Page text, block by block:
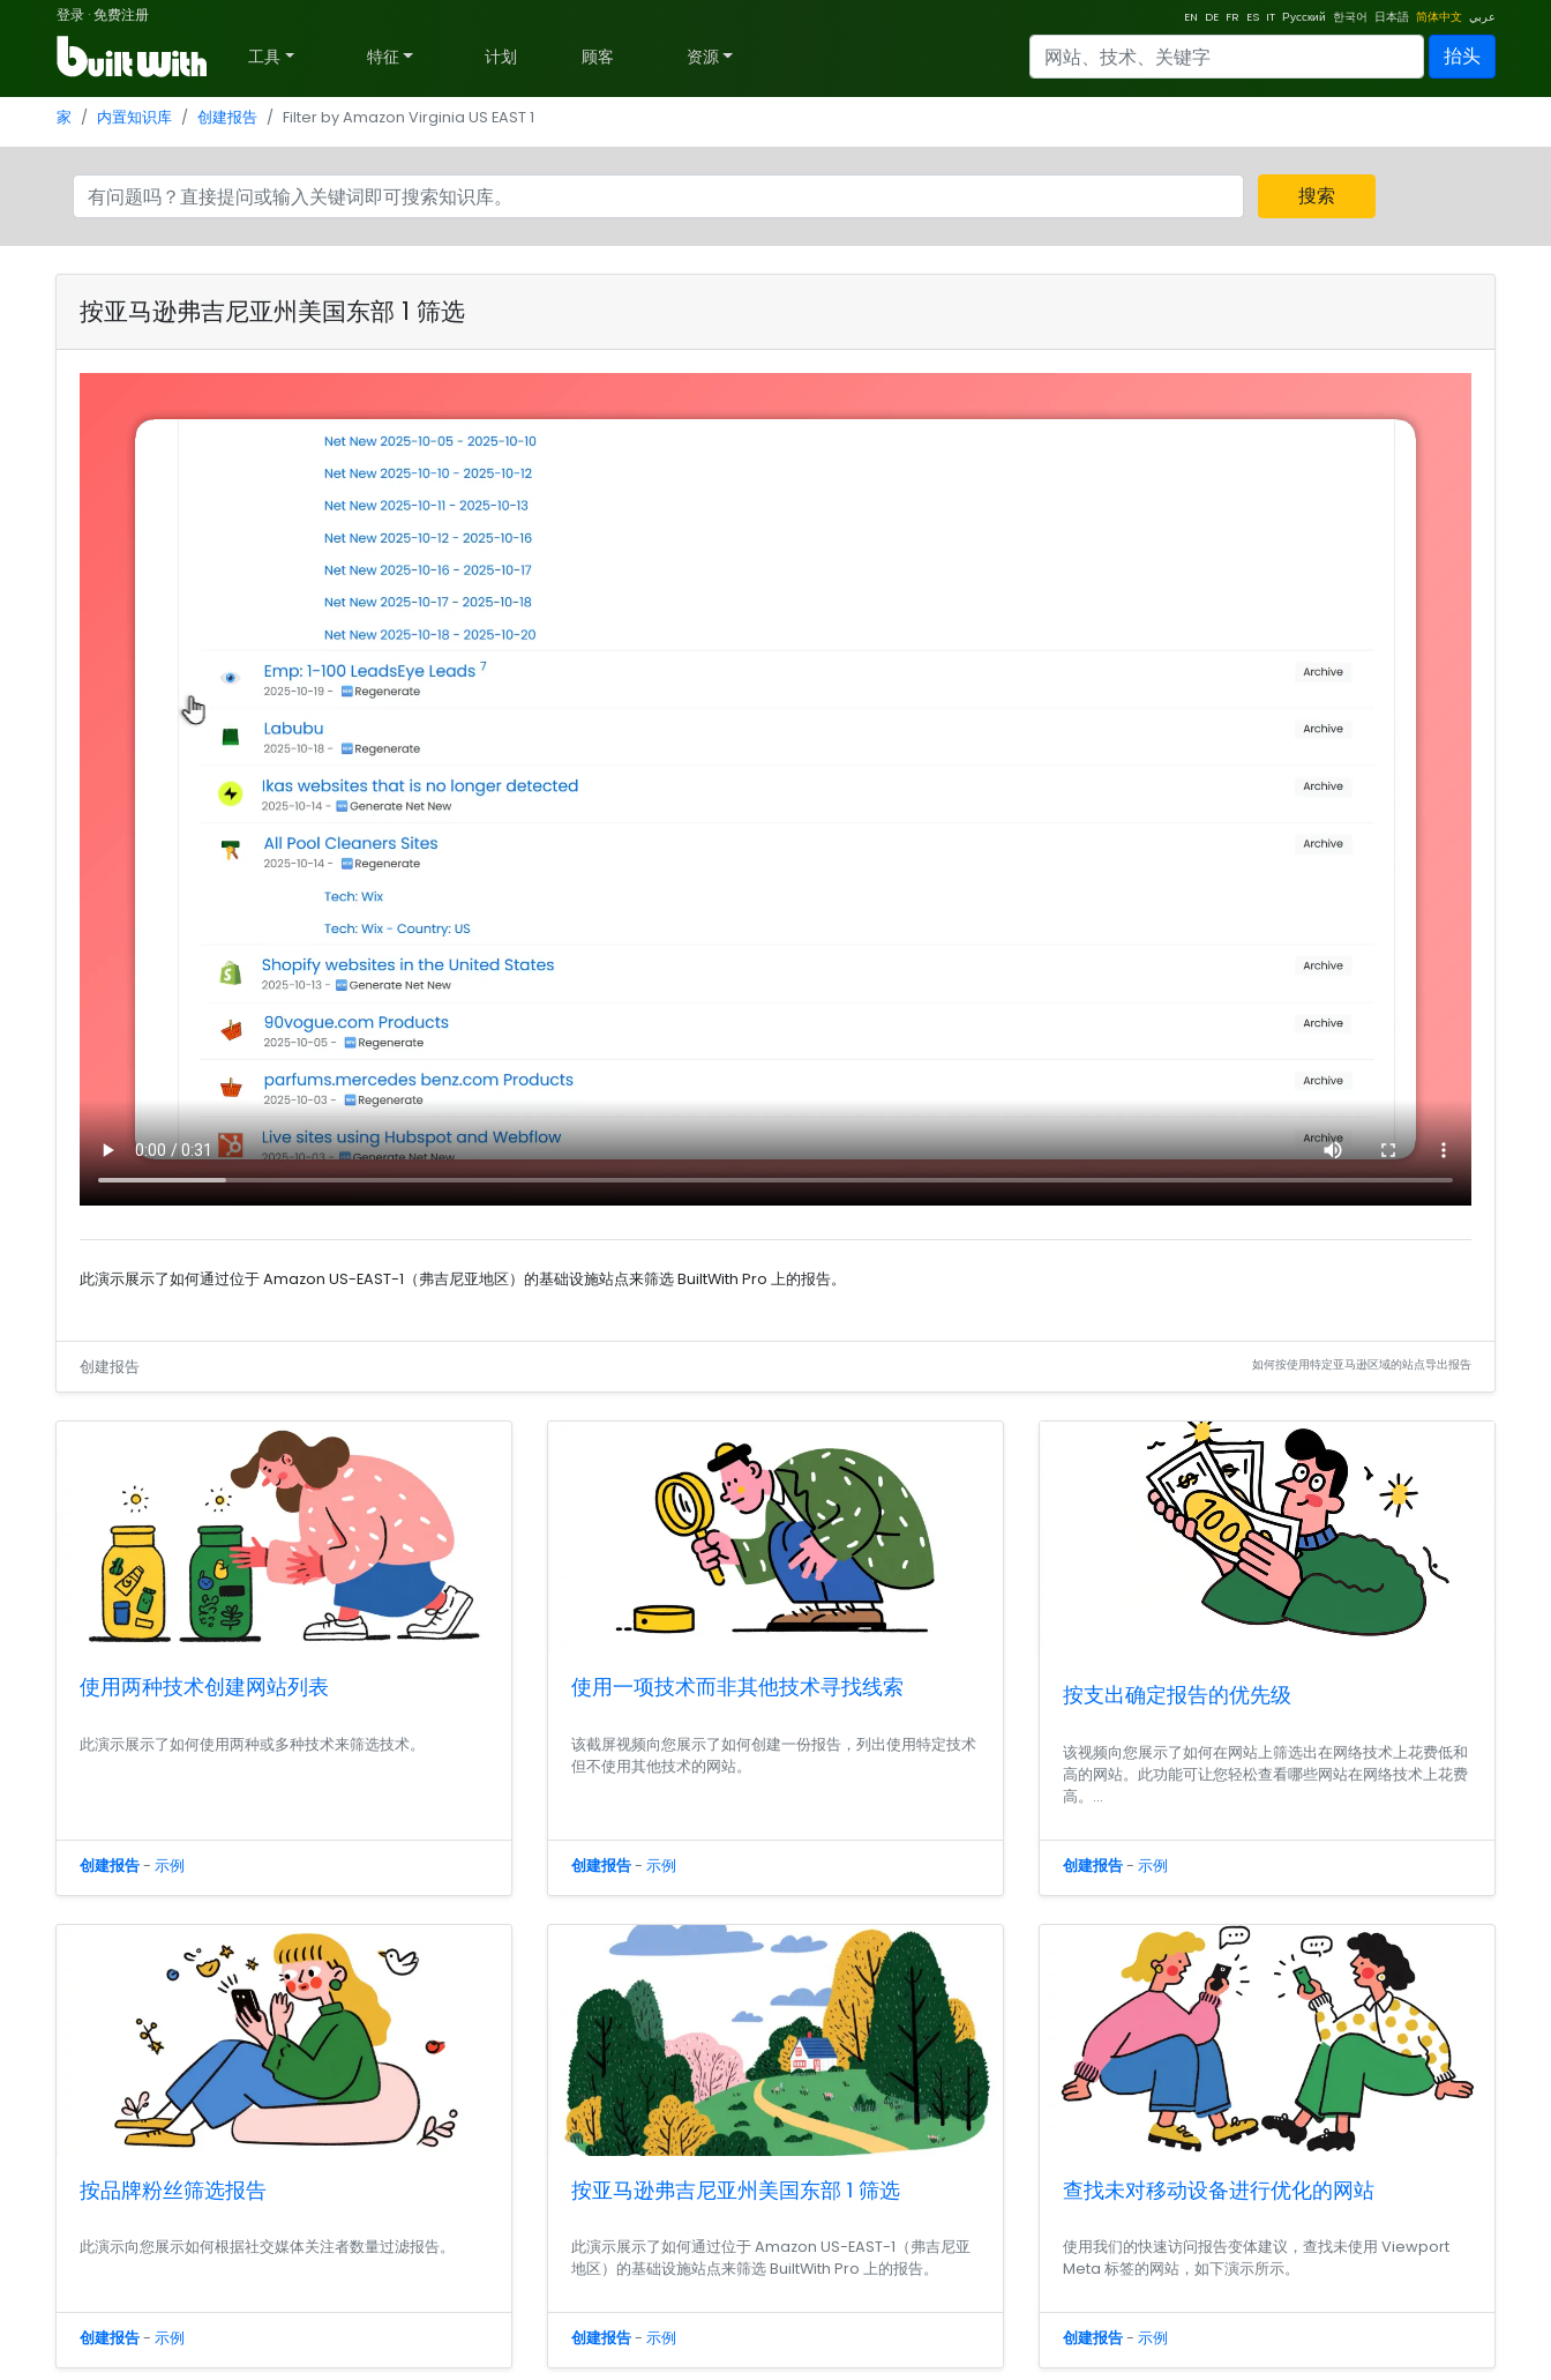
登录 ·免费注册 EN DE FR ES IT Русский 한국어 日本語 简体中文 عربي
工具 特征 计划 顾客 资源 抬头
家 内置知识库 创建报告 Filter by Amazon Virginia US EAST 1
搜索
按亚马逊弗吉尼亚州美国东部 1 筛选
此演示展示了如何通过位于 Amazon US-EAST-1（弗吉尼亚地区）的基础设施站点来筛选 BuiltWith Pro 上的报告。
创建报告 如何按使用特定亚马逊区域的站点导出报告
使用两种技术创建网站列表
此演示展示了如何使用两种或多种技术来筛选技术。
创建报告- 示例
使用一项技术而非其他技术寻找线索
该截屏视频向您展示了如何创建一份报告，列出使用特定技术
但不使用其他技术的网站。
创建报告- 示例
按支出确定报告的优先级
该视频向您展示了如何在网站上筛选出在网络技术上花费低和
高的网站。此功能可让您轻松查看哪些网站在网络技术上花费
高。...
创建报告- 示例
按品牌粉丝筛选报告
此演示向您展示如何根据社交媒体关注者数量过滤报告。
创建报告- 示例
按亚马逊弗吉尼亚州美国东部 1 筛选
此演示展示了如何通过位于 Amazon US-EAST-1（弗吉尼亚
地区）的基础设施站点来筛选 BuiltWith Pro 上的报告。
创建报告- 示例
查找未对移动设备进行优化的网站
使用我们的快速访问报告变体建议，查找未使用 Viewport
Meta 标签的网站，如下演示所示。
创建报告- 示例